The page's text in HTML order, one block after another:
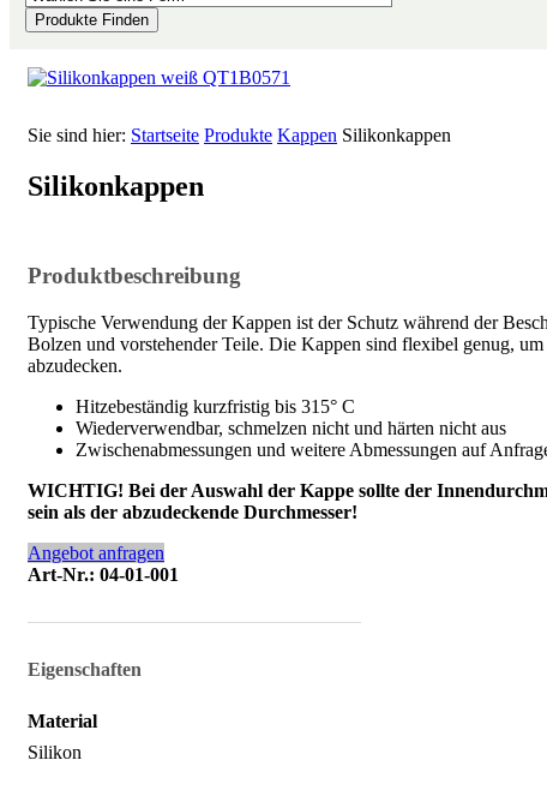
Produkte Finden
Sie sind hier: Startseite Produkte Kappen Silikonkappen
Silikonkappen
Produktbeschreibung
Typische Verwendung der Kappen ist der Schutz während der
Bolzen und vorstehender Teile. Die Kappen sind flexibel genug, um
abzudecken.
Hitzebeständig kurzfristig bis 315° C
Wiederverwendbar, schmelzen nicht und härten nicht aus
Zwischenabmessungen und weitere Abmessungen auf
WICHTIG! Bei der Auswahl der Kappe sollte der
sein als der abzudeckende Durchmesser!
Angebot anfragen
Art-Nr.: 04-01-001
Eigenschaften
Material
Silikon